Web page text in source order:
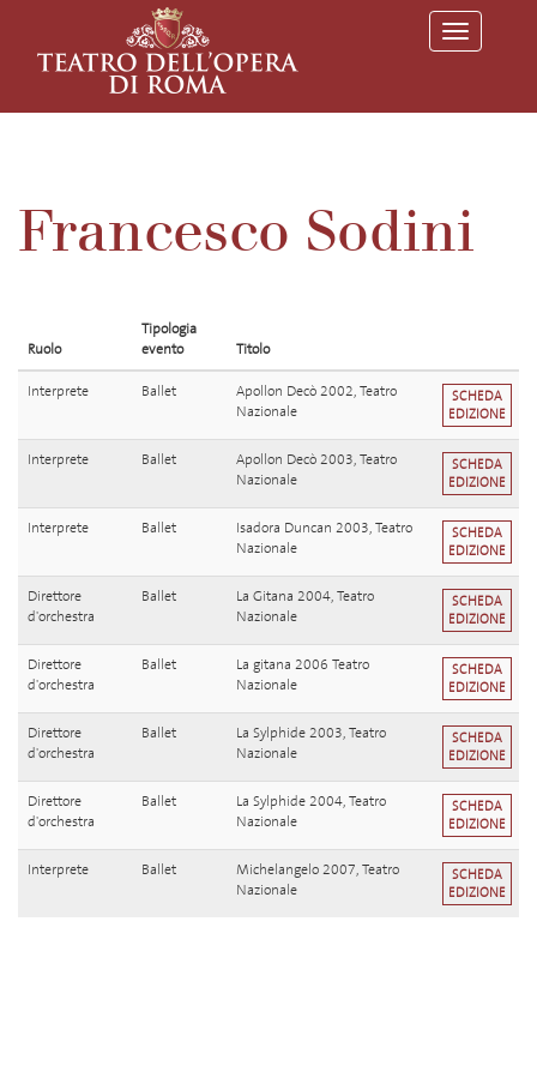
T
o
l
a
Francesco Sodini
Ruolo
Tipologia
evento
Titolo
Interprete Ballet
Apollon Decò 2002, Teatro
Nazionale
SCHEDA
EDIZIONE
Interprete Ballet
Apollon Decò 2003, Teatro
Nazionale
SCHEDA
EDIZIONE
Interprete Ballet
Isadora Duncan 2003, Teatro
Nazionale
SCHEDA
EDIZIONE
Direttore
d'orchestra
Ballet
La Gitana 2004, Teatro
Nazionale
SCHEDA
EDIZIONE
Direttore
d'orchestra
Ballet
La gitana 2006 Teatro
Nazionale
SCHEDA
EDIZIONE
Direttore
d'orchestra
Ballet
La Sylphide 2003, Teatro
Nazionale
SCHEDA
EDIZIONE
Direttore
d'orchestra
Ballet
La Sylphide 2004, Teatro
Nazionale
SCHEDA
EDIZIONE
Interprete Ballet
Michelangelo 2007, Teatro
Nazionale
SCHEDA
EDIZIONE